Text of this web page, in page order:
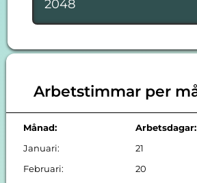
Arbetstimmar per
Månad: Arbetsdagar:
Januari:
21
Februari:
20